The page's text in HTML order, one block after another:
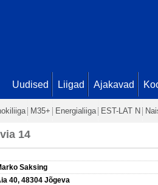
Uudised Liigad Ajakavad
M35+ Energialiiga EST-LAT N
14
Saksing
40, 48304 Jõgeva